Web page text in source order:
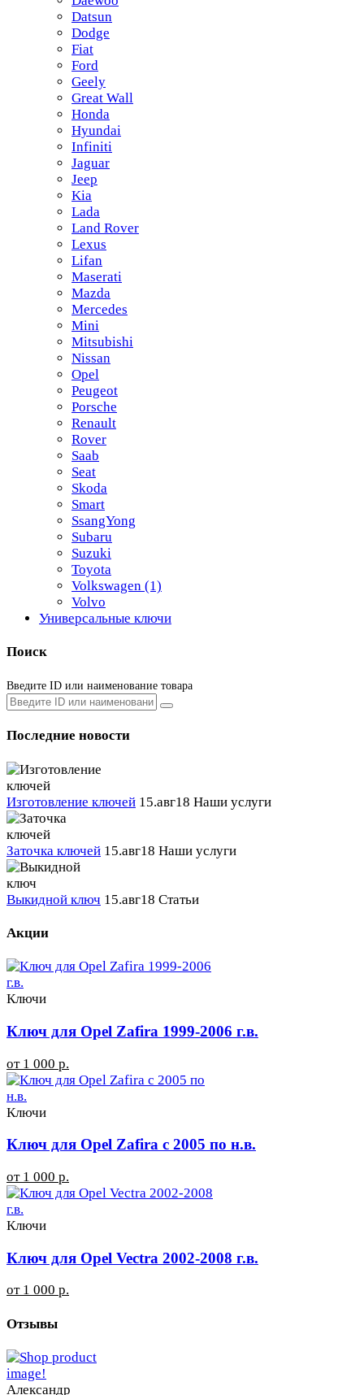
Datsun
Dodge
Fiat
Ford
Geely
Great Wall
Honda
Hyundai
Infiniti
Jaguar
Jeep
Kia
Lada
Land Rover
Lexus
Lifan
Maserati
Mazda
Mercedes
Mini
Mitsubishi
Nissan
Opel
Peugeot
Porsche
Renault
Rover
Saab
Seat
Skoda
Smart
SsangYong
Subaru
Suzuki
Toyota
Volkswagen (1)
Volvo
Универсальные ключи
Поиск
Введите ID или наименование товара
Последние новости
Изготовление ключей 15.авг18 Наши услуги
Заточка ключей 15.авг18 Наши услуги
Выкидной ключ 15.авг18 Статьи
Акции
Ключи
Ключ для Opel Zafira 1999-2006 г.в.
от 1 000 р.
Ключи
Ключ для Opel Zafira с 2005 по н.в.
от 1 000 р.
Ключи
Ключ для Opel Vectra 2002-2008 г.в.
от 1 000 р.
Отзывы
Александр